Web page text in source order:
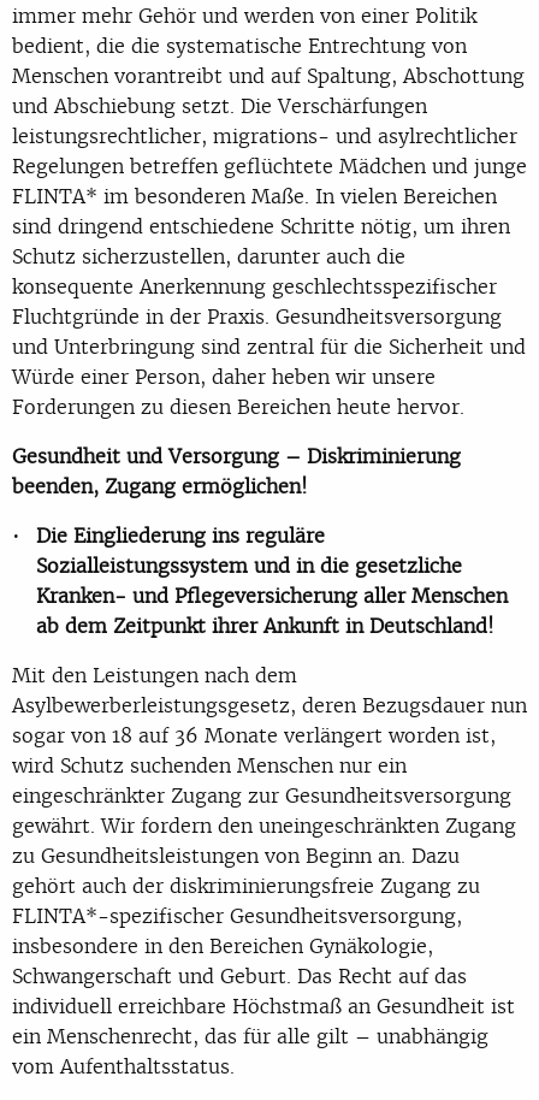
immer mehr Gehör und werden von einer Politik
bedient, die die systematische Entrechtung von
Menschen vorantreibt und auf Spaltung, Abschottung
und Abschiebung setzt. Die Verschärfungen
leistungsrechtlicher, migrations- und asylrechtlicher
Regelungen betreffen geflüchtete Mädchen und junge
FLINTA* im besonderen Maße. In vielen Bereichen
sind dringend entschiedene Schritte nötig, um ihren
Schutz sicherzustellen, darunter auch die
konsequente Anerkennung geschlechtsspezifischer
Fluchtgründe in der Praxis. Gesundheitsversorgung
und Unterbringung sind zentral für die Sicherheit und
Würde einer Person, daher heben wir unsere
Forderungen zu diesen Bereichen heute hervor.
Gesundheit und Versorgung – Diskriminierung
beenden, Zugang ermöglichen!
Die Eingliederung ins reguläre
Sozialleistungssystem und in die gesetzliche
Kranken- und Pflegeversicherung aller Menschen
ab dem Zeitpunkt ihrer Ankunft in Deutschland!
Mit den Leistungen nach dem
Asylbewerberleistungsgesetz, deren Bezugsdauer nun
sogar von 18 auf 36 Monate verlängert worden ist,
wird Schutz suchenden Menschen nur ein
eingeschränkter Zugang zur Gesundheitsversorgung
gewährt. Wir fordern den uneingeschränkten Zugang
zu Gesundheitsleistungen von Beginn an. Dazu
gehört auch der diskriminierungsfreie Zugang zu
FLINTA*-spezifischer Gesundheitsversorgung,
insbesondere in den Bereichen Gynäkologie,
Schwangerschaft und Geburt. Das Recht auf das
individuell erreichbare Höchstmaß an Gesundheit ist
ein Menschenrecht, das für alle gilt – unabhängig
vom Aufenthaltsstatus.